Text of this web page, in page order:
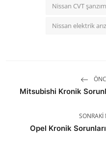
Nissan CVT
Nissan elektrik
Mitsubishi Kronik
SONRAKI
Opel Kronik